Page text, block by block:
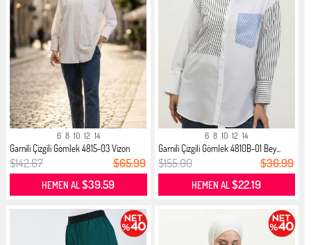
6 8 10 12 14
Garnili Çizgili Gömlek 4815-03 Vizon
$142.67 $65.99
HEMEN AL$39.59
6 8 10 12 14
Garnili Çizgili Gömlek 4810B-01 Bey...
$155.00 $36.99
HEMEN AL$22.19